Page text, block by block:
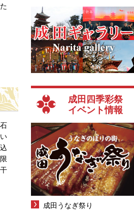
成田四季彩祭
イベント情報
成田うなぎ祭り